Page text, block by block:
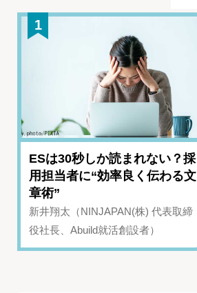
1
ESは30秒しか読まれない？採
用担当者に“効率良く伝わる文
章術”
新井翔太（NINJAPAN(株) 代表取締
役社長、Abuild就活創設者）